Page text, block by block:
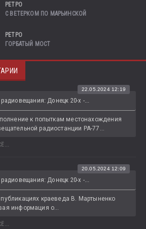
РЕТРО
С ВЕТЕРКОМ ПО МАРЬИНСКОЙ
РЕТРО
ГОРБАТЫЙ МОСТ
Донецк 20-х -...
22.05.2024 12:19
к попыткам местонахождения
радиостанции РА-77...
Донецк 20-х -...
20.05.2024 12:09
краеведа В. Мартыненко
информация о...